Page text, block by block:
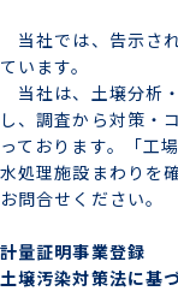
当社では、告示さ
ています。
当社は、土壌分析
し、調査から対策・
っております。「工
水処理施設まわりを
お問合せください。
計量証明事業登録
土壌汚染対策法に基